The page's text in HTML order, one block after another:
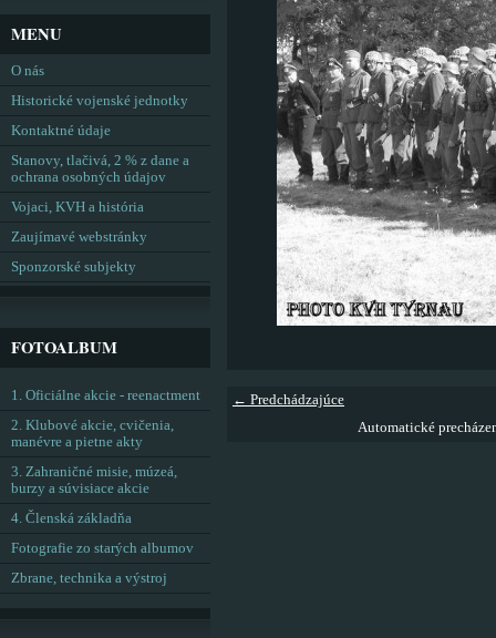
← Predchádzajúce
Automatické
MENU
O nás
Historické vojenské jednotky
Kontaktné údaje
Stanovy, tlačivá, 2 % z dane a
ochrana osobných údajov
Vojaci, KVH a história
Zaujímavé webstránky
Sponzorské subjekty
FOTOALBUM
1. Oficiálne akcie - reenactment
2. Klubové akcie, cvičenia,
manévre a pietne akty
3. Zahraničné misie, múzeá,
burzy a súvisiace akcie
4. Členská základňa
Fotografie zo starých albumov
Zbrane, technika a výstroj